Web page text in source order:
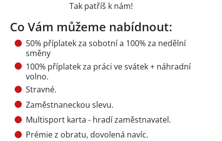
Tak patříš k nám!
Co Vám můžeme nabídnout:
50% příplatek za sobotní a 100% za nedělní
směny
100% příplatek za práci ve svátek + náhradní
volno.
Stravné.
Zaměstnaneckou slevu.
Multisport karta - hradí zaměstnavatel.
Prémie z obratu, dovolená navíc.